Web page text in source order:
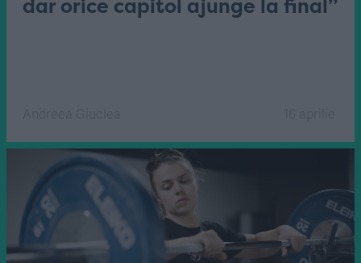
dar orice capitol ajunge la final”